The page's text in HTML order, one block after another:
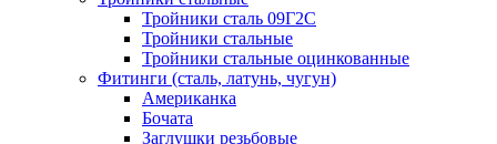
Тройники сталь 09Г2С
Тройники стальные
Тройники стальные оцинкованные
Фитинги (сталь, латунь, чугун)
Американка
Бочата
Заглушки резьбовые